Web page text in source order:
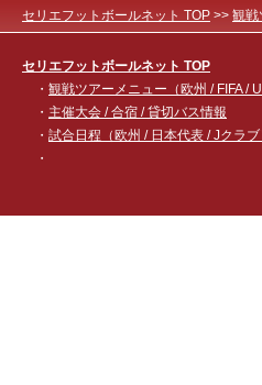
セリエフットボールネット TOP >> 観戦
セリエフットボールネット TOP
・ 観戦ツアーメニュー（欧州 / FIFA /
・ 主催大会 / 合宿 / 貸切バス情報
・ 試合日程（欧州 / 日本代表 / Jクラブ
・